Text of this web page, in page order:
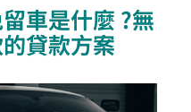
車是什麼 ?無
貸款方案